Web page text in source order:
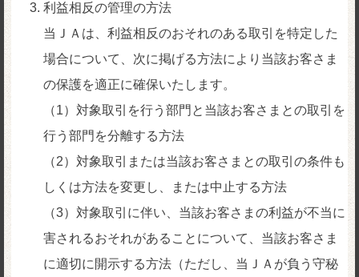
利益相反の管理の方法
当ＪＡは、利益相反のおそれのある取引を特定した
場合について、次に掲げる方法により当該お客さま
の保護を適正に確保いたします。
（1）対象取引を行う部門と当該お客さまとの取引を
行う部門を分離する方法
（2）対象取引または当該お客さまとの取引の条件も
しくは方法を変更し、または中止する方法
（3）対象取引に伴い、当該お客さまの利益が不当に
害されるおそれがあることについて、当該お客さま
に適切に開示する方法（ただし、当ＪＡが負う守秘